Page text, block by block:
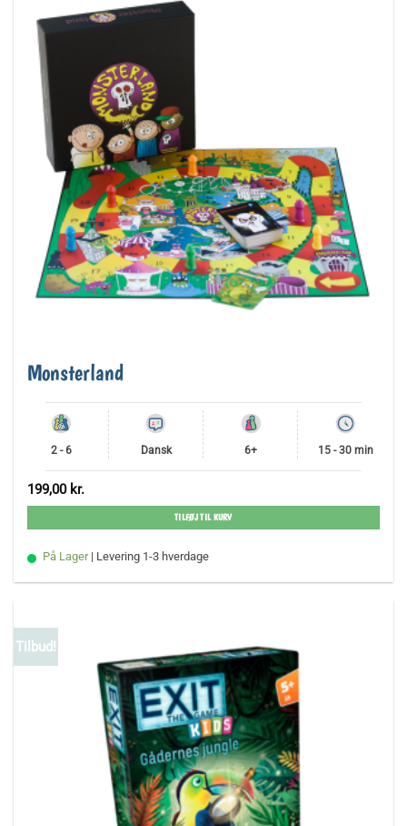
Monsterland
2 - 6 Dansk 6+ 15 - 30 min
199,00 kr.
TILFØJ TIL KURV
På Lager | Levering 1-3 hverdage
Tilbud!